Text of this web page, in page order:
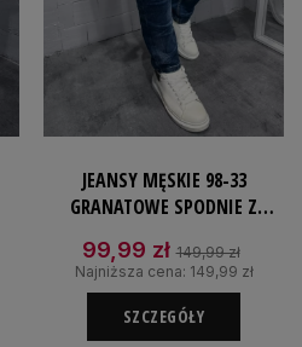
JEANSY MĘSKIE 98-33
GRANATOWE SPODNIE Z
SLIMFIT
99,99 zł 149,99 zł
Najniższa cena: 149,99 zł
SZCZEGÓŁY